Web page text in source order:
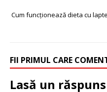
Cum funcționează dieta cu
FII PRIMUL CARE
Lasă un răspuns